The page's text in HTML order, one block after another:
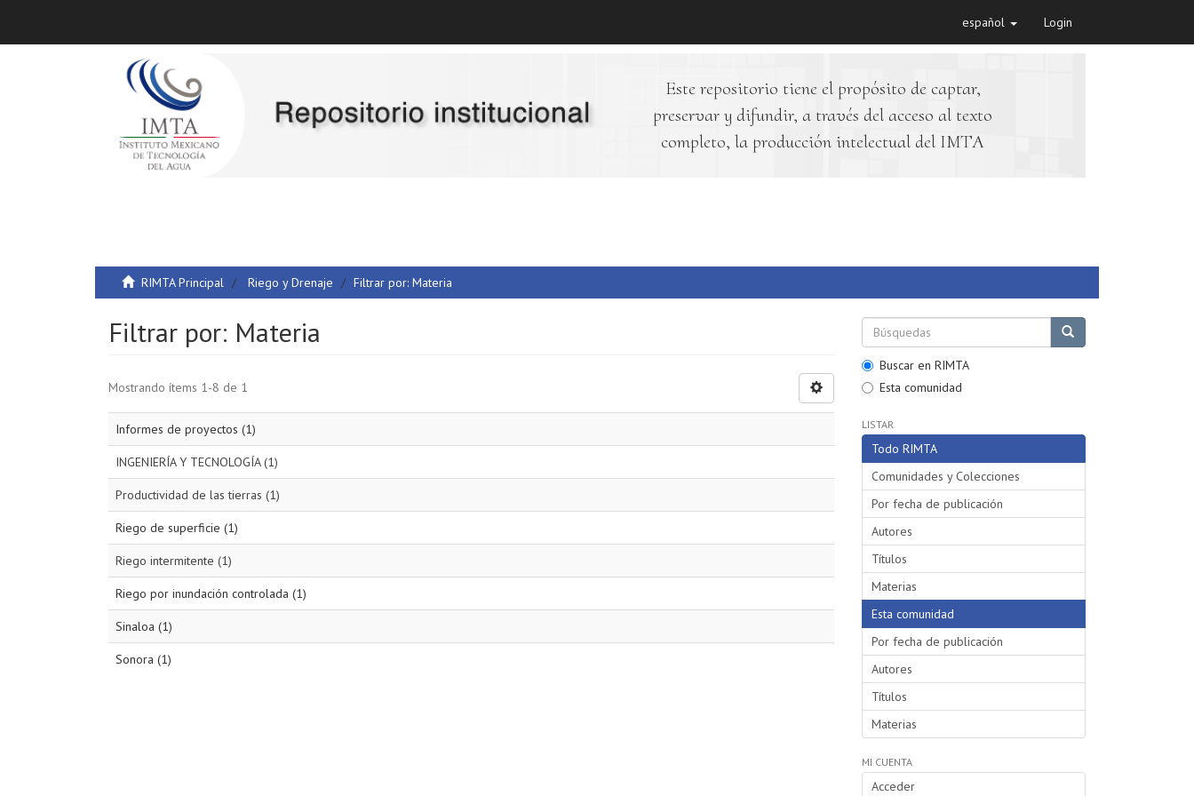
español Login
Este repositorio tiene el propósito de captar,
preservar y difundir, a través del acceso al texto
completo, la producción intelectual del IMTA
RIMTA Principal Riego y Drenaje Filtrar por: Materia
Filtrar por: Materia
Mostrando ítems 1-8 de 1
Informes de proyectos (1)
INGENIERÍA Y TECNOLOGÍA (1)
Productividad de las tierras (1)
Riego de superficie (1)
Riego intermitente (1)
Riego por inundación controlada (1)
Sinaloa (1)
Sonora (1)
Buscar en RIMTA
Esta comunidad
LISTAR
Todo RIMTA
Comunidades y Colecciones
Por fecha de publicación
Autores
Títulos
Materias
Esta comunidad
Por fecha de publicación
Autores
Títulos
Materias
MI CUENTA
Acceder